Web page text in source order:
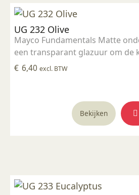
UG 232 Olive
Mayco Fundamentals Matte
een transparant glazuur om de
maken Geschikt voor
€ 6,40 excl. BTW
Bekijken